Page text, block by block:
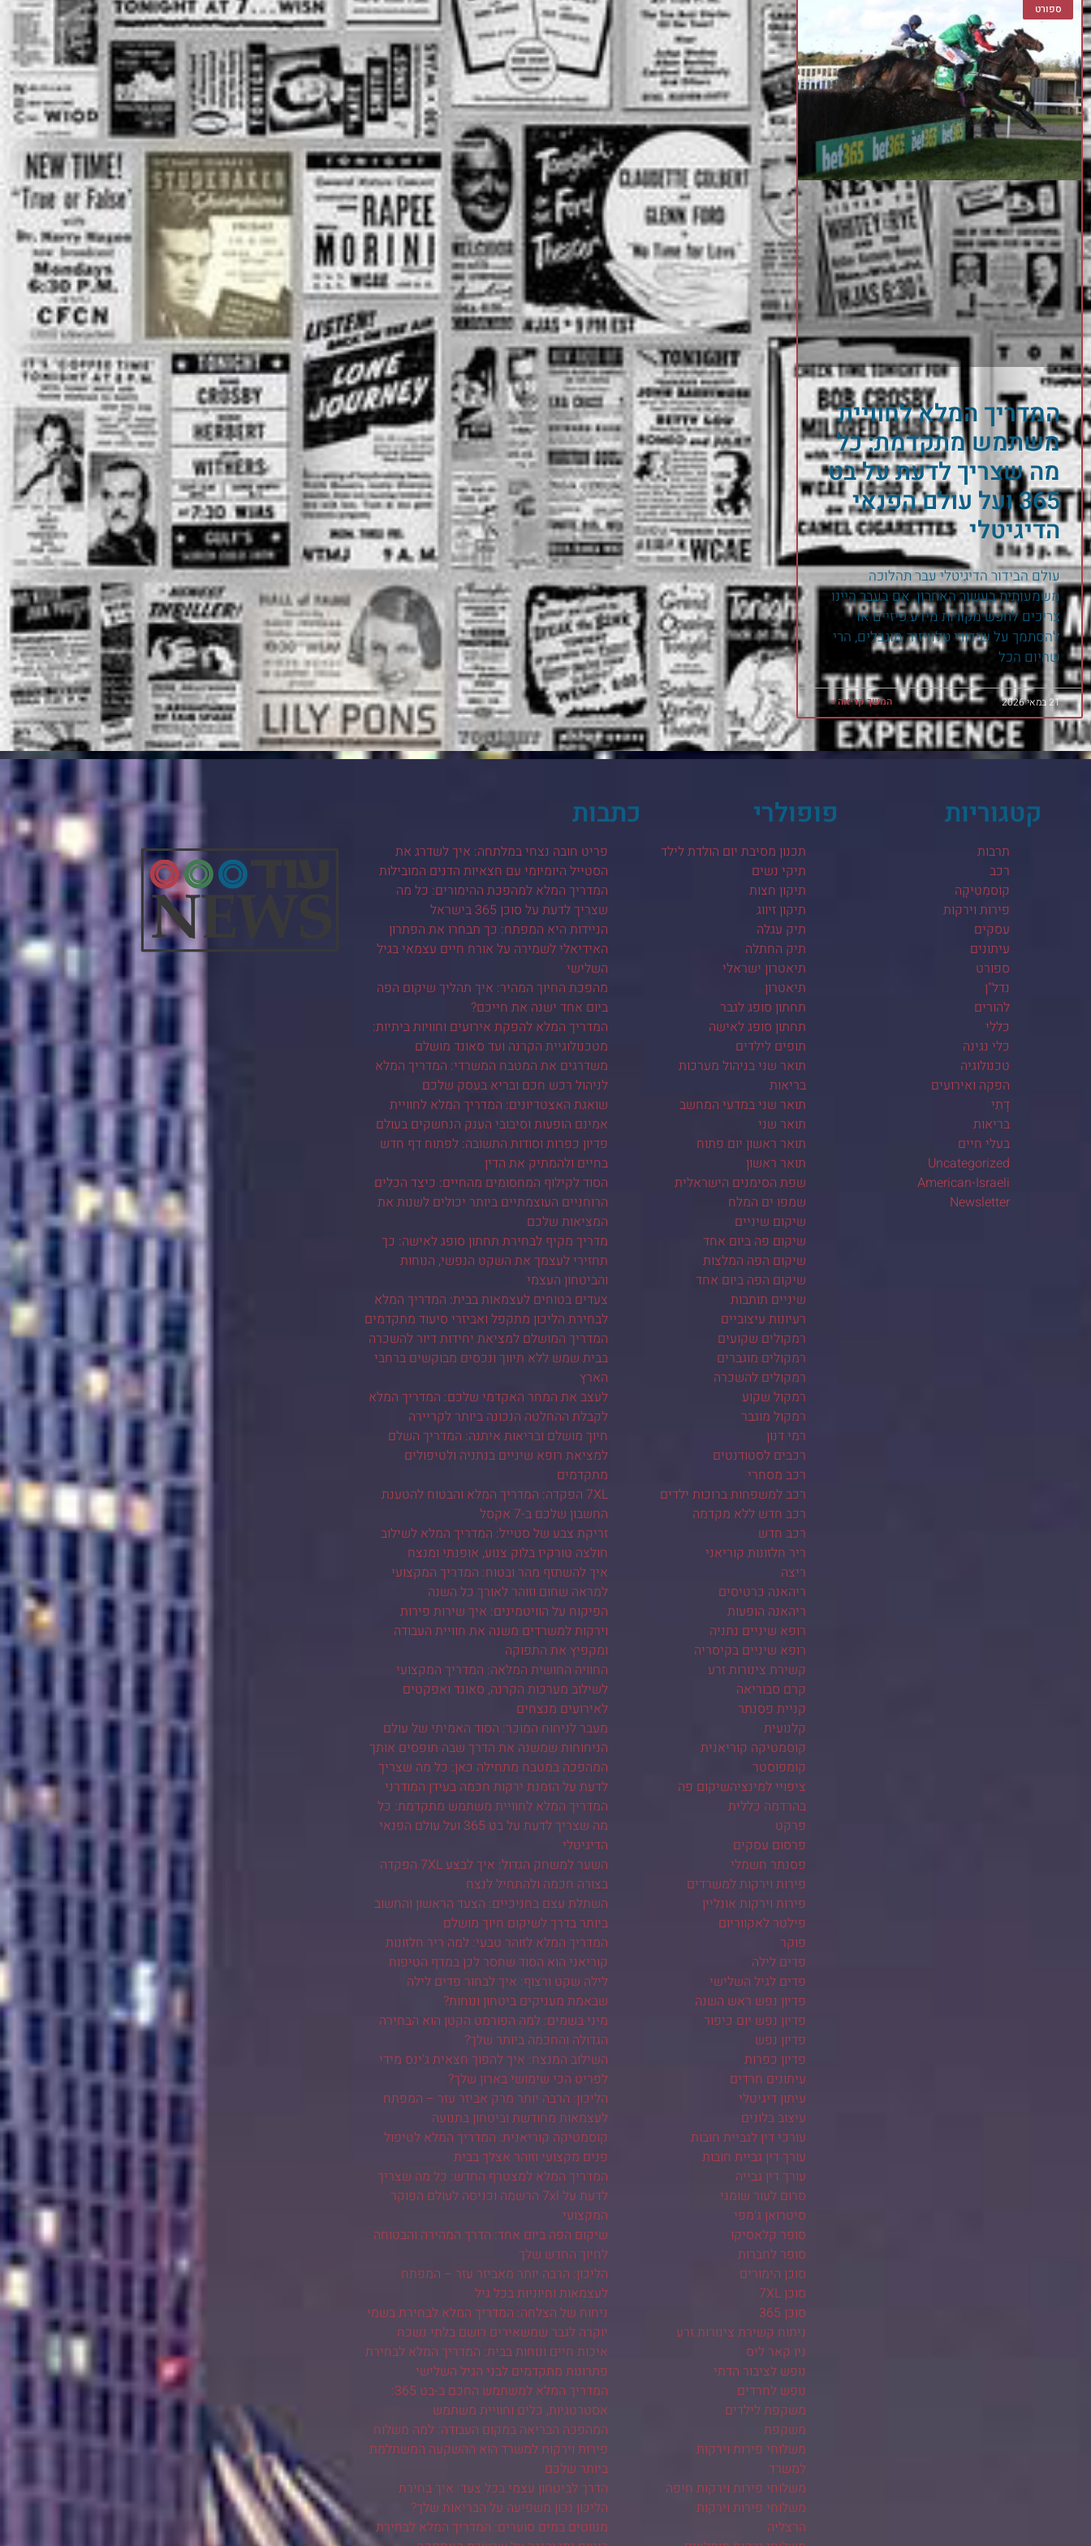
ספורט
המדריך המלא לחוויית
משתמש מתקדמת: כל
מה שצריך לדעת על בט
365 ועל עולם הפנאי
הדיגיטלי
עולם הבידור הדיגיטלי עבר תהלוכה
משמעותית בעשור האחרון. אם בעבר היינו
צריכים לחפש מקורות מידע פיזיים או
להסתמך על שידורי טלוויזיה מוגבלים, הרי
שהיום הכל
המשך קריאה » 21 במאי 2026
קטגוריות
תרבות
רכב
קוֹסמֵטִיקָה
פירות וירקות
עסקים
עיתונים
ספורט
נדל"ן
להורים
כללי
כלי נגינה
טכנולוגיה
הפקה ואירועים
דָתִי
בריאות
בעלי חיים
Uncategorized
American-Israeli
Newsletter
פופולרי
תכנון מסיבת יום הולדת לילד
תיקי נשים
תיקון חצות
תיקון זיווג
תיק עגלה
תיק החתלה
תיאטרון ישראלי
תיאטרון
תחתון סופג לגבר
תחתון סופג לאישה
תופים לילדים
תואר שני בניהול מערכות
בריאות
תואר שני במדעי המחשב
תואר שני
תואר ראשון יום פתוח
תואר ראשון
שפת הסימנים הישראלית
שמפו ים המלח
שיקום שיניים
שיקום פה ביום אחד
שיקום הפה המלצות
שיקום הפה ביום אחד
שיניים תותבות
רעיונות עיצוביים
רמקולים שקועים
רמקולים מוגברים
רמקולים להשכרה
רמקול שקוע
רמקול מוגבר
רמי דנון
רכבים לסטודנטים
רכב מסחרי
רכב למשפחות ברוכות ילדים
רכב חדש ללא מקדמה
רכב חדש
ריר חלזונות קוריאני
ריצה
ריהאנה כרטיסים
ריהאנה הופעות
רופא שיניים נתניה
רופא שיניים בקיסריה
קשירת צינורות זרע
קרם סבוריאה
קניית פסנתר
קלנועית
קוסמטיקה קוריאנית
קומפוסטר
ציפויי למינציהשיקום פה
בהרדמה כללית
פרקט
פרסום עסקים
פסנתר חשמלי
פירות וירקות למשרדים
פירות וירקות אונליין
פילטר לאקווריום
פוקר
פדים לילה
פדים לגיל השלישי
פדיון נפש ראש השנה
פדיון נפש יום כיפור
פדיון נפש
פדיון כפרות
עיתונים חרדים
עיתון דיגיטלי
עיצוב בלונים
עורכי דין לגביית חובות
עורך דין גביית חובות
עורך דין גבייה
סרום לעור שומני
סיטרואן ג'מפי
סופר קלאסיקו
סופר לחברות
סוכן הימורים
סוכן 7XL
סוכן 365
ניתוח קשירת צינורות זרע
ניו קאר ליס
נופש לציבור הדתי
נופש לחרדים
משקפת לילדים
משקפת
משלוחי פירות וירקות
למשרד
משלוחי פירות וירקות חיפה
משלוחי פירות וירקות
הרצליה
כתבות
פריט חובה נצחי במלתחה: איך לשדרג את
הסטייל היומיומי עם חצאיות הדנים המובילות
המדריך המלא למהפכת ההימורים: כל מה
שצריך לדעת על סוכן 365 בישראל
הניידות היא המפתח: כך תבחרו את הפתרון
האידיאלי לשמירה על אורח חיים עצמאי בגיל
השלישי
מהפכת החיוך המהיר: איך תהליך שיקום הפה
ביום אחד ישנה את חייכם?
המדריך המלא להפקת אירועים וחוויות ביתיות:
מטכנולוגיית הקרנה ועד סאונד מושלם
משדרגים את המטבח המשרדי: המדריך המלא
לניהול רכש חכם ובריא בעסק שלכם
שואגת האצטדיונים: המדריך המלא לחוויית
אמינם הופעות וסיבובי הענק הנחשקים בעולם
פדיון כפרות וסודות התשובה: לפתוח דף חדש
בחיים ולהמתיק את הדין
הסוד לקילוף המחסומים מהחיים: כיצד הכלים
הרוחניים העוצמתיים ביותר יכולים לשנות את
המציאות שלכם
מדריך מקיף לבחירת תחתון סופג לאישה: כך
תחזירי לעצמך את השקט הנפשי, הנוחות
והביטחון העצמי
צעדים בטוחים לעצמאות בבית: המדריך המלא
לבחירת הליכון מתקפל ואביזרי סיעוד מתקדמים
המדריך המושלם למציאת יחידות דיור להשכרה
בבית שמש ללא תיווך ונכסים מבוקשים ברחבי
הארץ
לעצב את המחר האקדמי שלכם: המדריך המלא
לקבלת ההחלטה הנכונה ביותר לקריירה
חיוך מושלם ובריאות איתנה: המדריך השלם
למציאת רופא שיניים בנתניה ולטיפולים
מתקדמים
7XL הפקדה: המדריך המלא והבטוח להטענת
החשבון שלכם ב-7 אקסל
זריקת צבע של סטייל: המדריך המלא לשילוב
חולצה טורקיז בלוק צנוע, אופנתי ומנצח
איך להשתזף מהר ובטוח: המדריך המקצועי
למראה שחום וזוהר לאורך כל השנה
הפיקוח על הוויטמינים: איך שירות פירות
וירקות למשרדים משנה את חוויית העבודה
ומקפיץ את התפוקה
החוויה החושית המלאה: המדריך המקצועי
לשילוב מערכות הקרנה, סאונד ואפקטים
לאירועים מנצחים
מעבר לניחוח המוכר: הסוד האמיתי של עולם
הניחוחות שמשנה את הדרך שבה תופסים אותך
המהפכה במטבח מתחילה כאן: כל מה שצריך
לדעת על הזמנת ירקות חכמה בעידן המודרני
המדריך המלא לחוויית משתמש מתקדמת: כל
מה שצריך לדעת על בט 365 ועל עולם הפנאי
הדיגיטלי
השער למשחק הגדול: איך לבצע 7XL הפקדה
בצורה חכמה ולהתחיל לנצח
השתלת עצם בחניכיים: הצעד הראשון והחשוב
ביותר בדרך לשיקום חיוך מושלם
המדריך המלא לזוהר טבעי: למה ריר חלזונות
קוריאני הוא הסוד שחסר לכן במדף הטיפוח
לילה שקט ורצוף: איך לבחור פדים לילה
שבאמת מעניקים ביטחון ונוחות?
מיני בשמים: למה הפורמט הקטן הוא הבחירה
הגדולה והחכמה ביותר שלך?
השילוב המנצח: איך להפוך חצאית ג'ינס מידי
לפריט הכי שימושי בארון שלך?
הליכון: הרבה יותר מרק אביזר עזר – המפתח
לעצמאות מחודשת וביטחון בתנועה
קוסמטיקה קוריאנית: המדריך המלא לטיפול
פנים מקצועי וזוהר אצלך בבית
המדריך המלא למצטרף החדש: כל מה שצריך
לדעת על 7xl הרשמה וכניסה לעולם הפוקר
המקצועי
שיקום הפה ביום אחד: הדרך המהירה והבטוחה
לחיוך החדש שלך
הליכון: הרבה יותר מאביזר עזר – המפתח
לעצמאות וחיוניות בכל גיל
ניחוח של הצלחה: המדריך המלא לבחירת בשמי
יוקרה לגבר שמשאירים רושם בלתי נשכח
איכות חיים ונוחות בבית: המדריך המלא לבחירת
פתרונות מתקדמים לבני הגיל השלישי
המדריך המלא למשתמש החכם ב-בט 365:
אסטרטגיות, כלים וחוויית משתמש
המהפכה הבריאה במקום העבודה: למה משלוח
פירות וירקות למשרד הוא ההשקעה המשתלמת
ביותר שלכם
הדרך לביטחון עצמי בכל צעד: איך בחירת
הליכון נכון משפיעה על הבריאות שלך?
מנווטים במים סוערים: המדריך המלא לבחירת